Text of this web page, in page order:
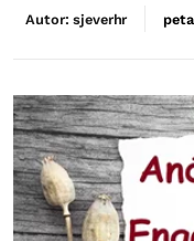
Autor: sjeverhr